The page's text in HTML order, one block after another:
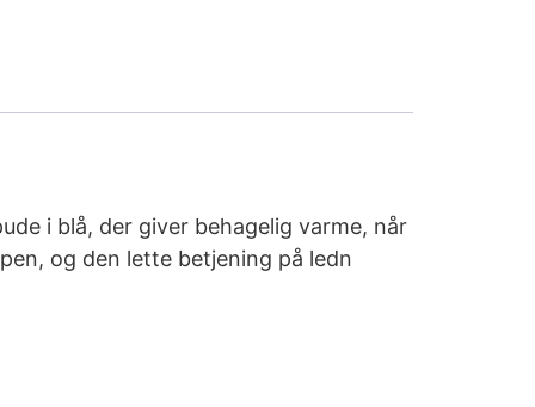
i blå, der giver behagelig varme, når
og den lette betjening på ledn